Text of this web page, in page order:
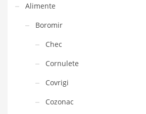
Alimente
Boromir
Chec
Cornulete
Covrigi
Cozonac